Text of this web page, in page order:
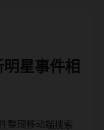
星事件相
整理移动端搜索